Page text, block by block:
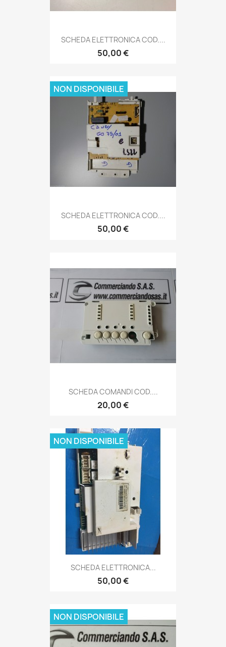
SCHEDA ELETTRONICA COD....
50,00 €
SCHEDA ELETTRONICA COD....
50,00 €
NON DISPONIBILE
SCHEDA COMANDI COD....
20,00 €
SCHEDA ELETTRONICA...
50,00 €
NON DISPONIBILE
NON DISPONIBILE